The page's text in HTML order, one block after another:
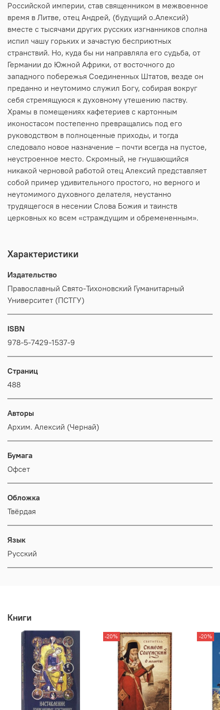
Российской империи, став священником в межвоенное
время в Литве, отец Андрей, (будущий о.Алексий)
вместе с тысячами других русских изгнанников сполна
испил чашу горьких и зачастую бесприютных
странствий. Но, куда бы ни направляла его судьба, от
Германии до Южной Африки, от восточного до
западного побережья Соединенных Штатов, везде он
преданно и неутомимо служил Богу, собирая вокруг
себя стремящуюся к духовному утешению паству.
Храмы в помещениях кафетериев с картонным
иконостасом постепенно превращались под его
руководством в полноценные приходы, и тогда
следовало новое назначение – почти всегда на пустое,
неустроенное место. Скромный, не гнушающийся
никакой черновой работой отец Алексий представляет
собой пример удивительного простого, но верного и
неутомимого духовного делателя, неустанно
трудящегося в несении Слова Божия и таинств
церковных ко всем «страждущим и обремененным».
Характеристики
Издательство
Православный Свято-Тихоновский Гуманитарный
Университет (ПСТГУ)
ISBN
978-5-7429-1537-9
Страниц
488
Авторы
Архим. Алексий (Чернай)
Бумага
Офсет
Обложка
Твёрдая
Язык
Русский
Книги
-20% -20%